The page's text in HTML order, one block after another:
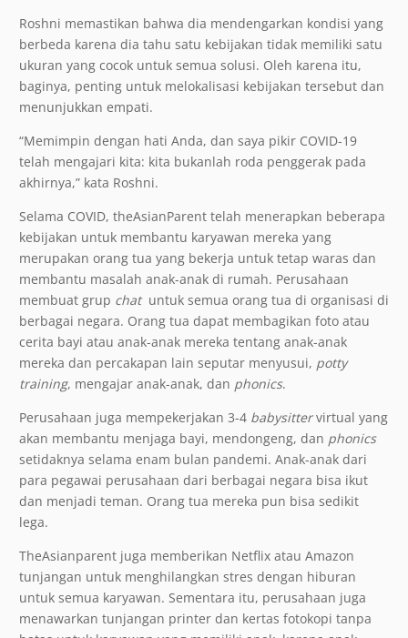
Roshni memastikan bahwa dia mendengarkan kondisi yang
berbeda karena dia tahu satu kebijakan tidak memiliki satu
ukuran yang cocok untuk semua solusi. Oleh karena itu,
baginya, penting untuk melokalisasi kebijakan tersebut dan
menunjukkan empati.
“Memimpin dengan hati Anda, dan saya pikir COVID-19
telah mengajari kita: kita bukanlah roda penggerak pada
akhirnya,” kata Roshni.
Selama COVID, theAsianParent telah menerapkan beberapa
kebijakan untuk membantu karyawan mereka yang
merupakan orang tua yang bekerja untuk tetap waras dan
membantu masalah anak-anak di rumah. Perusahaan
membuat grup chatuntuk semua orang tua di organisasi di
berbagai negara. Orang tua dapat membagikan foto atau
cerita bayi atau anak-anak mereka tentang anak-anak
mereka dan percakapan lain seputar menyusui, potty
training, mengajar anak-anak, dan phonics.
Perusahaan juga mempekerjakan 3-4 babysittervirtual yang
akan membantu menjaga bayi, mendongeng, dan phonics
setidaknya selama enam bulan pandemi. Anak-anak dari
para pegawai perusahaan dari berbagai negara bisa ikut
dan menjadi teman. Orang tua mereka pun bisa sedikit
lega.
TheAsianparent juga memberikan Netflix atau Amazon
tunjangan untuk menghilangkan stres dengan hiburan
untuk semua karyawan. Sementara itu, perusahaan juga
menawarkan tunjangan printer dan kertas fotokopi tanpa